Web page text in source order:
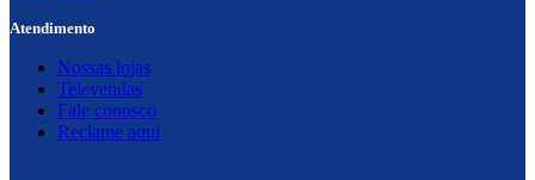
Atendimento
Nossas lojas
Televendas
Fale conosco
Reclame aqui